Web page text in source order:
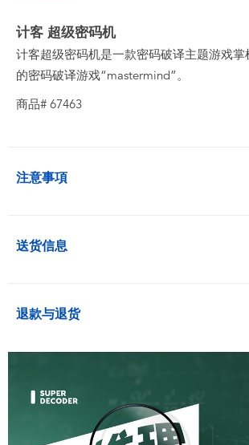
玩具促销
玩具清货
计客 超级密码机
计客超级密码机是一款密码破译主题游戏
的密码破译游戏“mastermind”。
商品# 67463
注意事項
送货信息
退款与退货